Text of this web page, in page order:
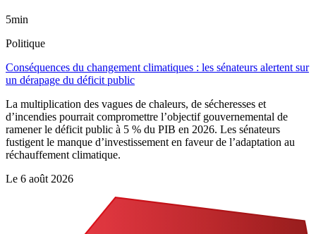
5min
Politique
Conséquences du changement climatiques : les sénateurs alertent sur
un dérapage du déficit public
La multiplication des vagues de chaleurs, de sécheresses et
d’incendies pourrait compromettre l’objectif gouvernemental de
ramener le déficit public à 5 % du PIB en 2026. Les sénateurs
fustigent le manque d’investissement en faveur de l’adaptation au
réchauffement climatique.
Le 6 août 2026